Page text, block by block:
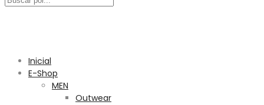
Inicial
E-Shop
MEN
Outwear